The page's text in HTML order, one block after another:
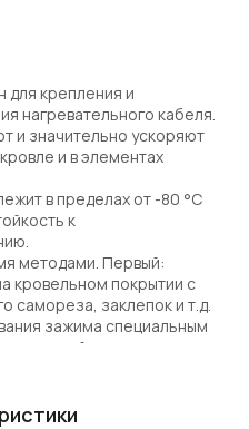
для крепления и
нагревательного кабеля.
и значительно ускоряют
и в элементах
в пределах от -80 °С
к
методами. Первый:
кровельном покрытии с
самореза, заклепок и т.д.
зажима специальным
чем сквозная
возможность
от саморезов.